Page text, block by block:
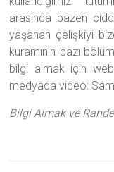
arasında bazen
yaşanan çelişkiyi
kuramının bazı
bilgi almak için
medyada video:
Bilgi Almak ve